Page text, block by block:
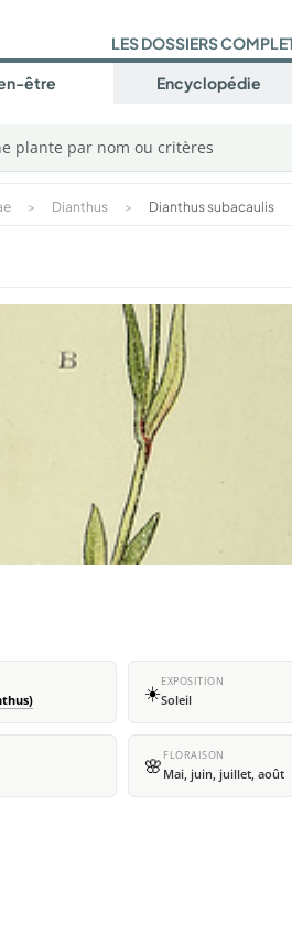
LES DOSSIERS
être Encyclopédie
plante par nom ou critères
> Dianthus > Dianthus subacaulis
☀️EXPOSITION
Soleil
🌸 FLORAISON
Mai, juin, juillet, août